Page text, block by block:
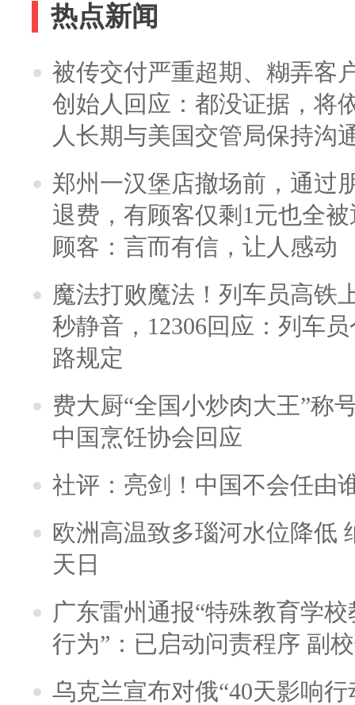
热点新闻
被传交付严重超期、糊弄客
创始人回应：都没证据，将
人长期与美国交管局保持沟
郑州一汉堡店撤场前，通过
退费，有顾客仅剩1元也全
顾客：言而有信，让人感动
魔法打败魔法！列车员高铁
秒静音，12306回应：列车
路规定
费大厨“全国小炒肉大王”称
中国烹饪协会回应
社评：亮剑！中国不会任由
欧洲高温致多瑙河水位降低
天日
广东雷州通报“特殊教育学
行为”：已启动问责程序 副
乌克兰宣布对俄“40天影响